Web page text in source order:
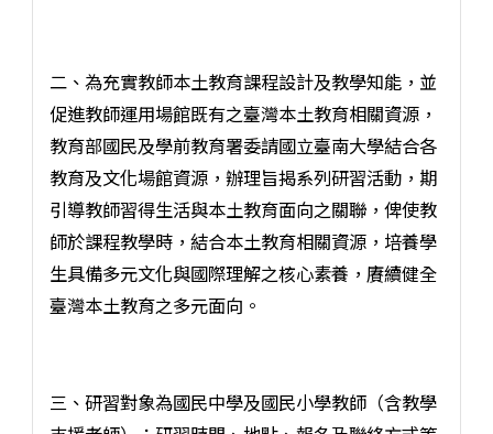
二、為充實教師本土教育課程設計及教學知能，並
促進教師運用場館既有之臺灣本土教育相關資源，
教育部國民及學前教育署委請國立臺南大學結合各
教育及文化場館資源，辦理旨揭系列研習活動，期
引導教師習得生活與本土教育面向之關聯，俾使教
師於課程教學時，結合本土教育相關資源，培養學
生具備多元文化與國際理解之核心素養，賡續健全
臺灣本土教育之多元面向。
三、研習對象為國民中學及國民小學教師（含教學